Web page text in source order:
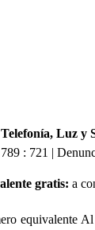
Luz y
: 721 |
gratis: a
equivalente Al